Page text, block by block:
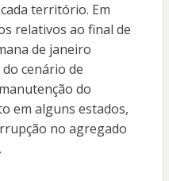
território. Em
relativos ao final de
de janeiro
cenário de
do
em alguns estados,
no agregado